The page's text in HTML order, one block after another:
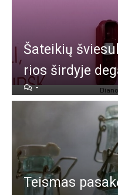
Ša­tei­kių
rios šir­dy­je
-
Teis­mas